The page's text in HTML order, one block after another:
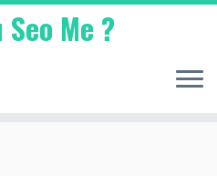
Seo Me ?